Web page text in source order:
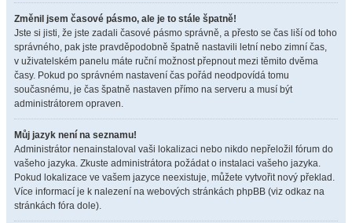
Změnil jsem časové pásmo, ale je to stále špatně!
Jste si jisti, že jste zadali časové pásmo správně, a přesto se čas liší od toho
správného, pak jste pravděpodobně špatně nastavili letní nebo zimní čas,
v uživatelském panelu máte ruční možnost přepnout mezi těmito dvěma
časy. Pokud po správném nastavení čas pořád neodpovídá tomu
současnému, je čas špatně nastaven přímo na serveru a musí být
administrátorem opraven.
Můj jazyk není na seznamu!
Administrátor nenainstaloval vaši lokalizaci nebo nikdo nepřeložil fórum do
vašeho jazyka. Zkuste administrátora požádat o instalaci vašeho jazyka.
Pokud lokalizace ve vašem jazyce neexistuje, můžete vytvořit nový překlad.
Více informací je k nalezení na webových stránkách phpBB (viz odkaz na
stránkách fóra dole).